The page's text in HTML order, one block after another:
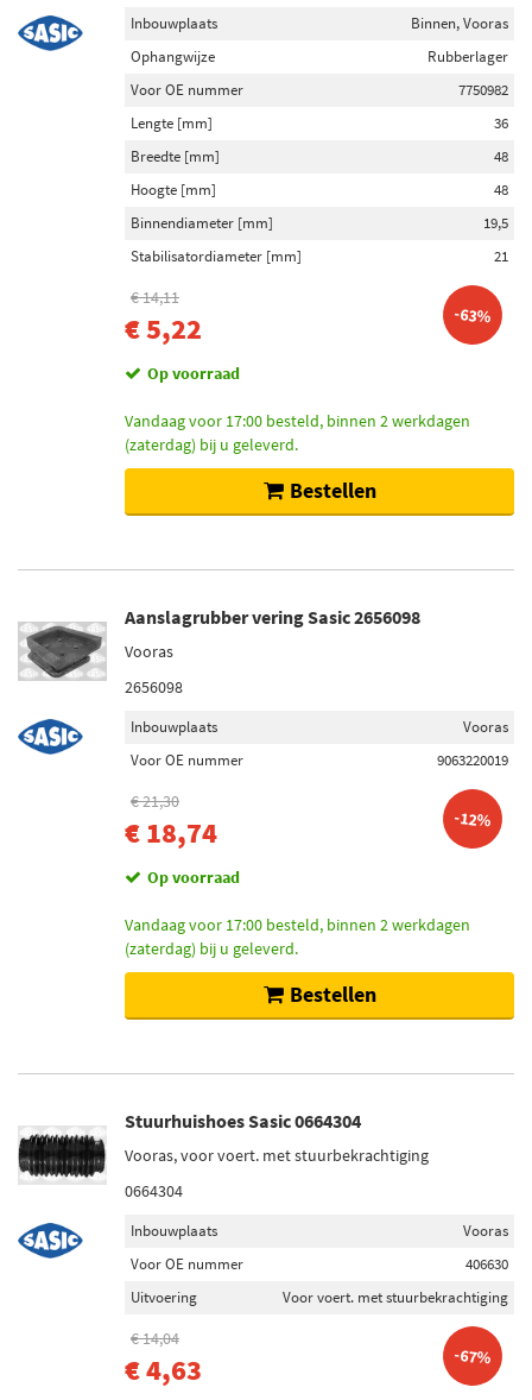
Inbouwplaats
Binnen, Vooras
Ophangwijze
Rubberlager
Voor OE nummer
7750982
Lengte [mm]
36
Breedte [mm]
48
Hoogte [mm]
48
Binnendiameter [mm]
19,5
Stabilisatordiameter [mm]
21
€ 14,11
€ 5,22 -63%
Op voorraad
Vandaag voor 17:00 besteld, binnen 2 werkdagen
(zaterdag) bij u geleverd.
Bestellen
Aanslagrubber vering Sasic 2656098
Vooras
2656098
Inbouwplaats
Vooras
Voor OE nummer
9063220019
€ 21,30
€ 18,74 -12%
Op voorraad
Vandaag voor 17:00 besteld, binnen 2 werkdagen
(zaterdag) bij u geleverd.
Bestellen
Stuurhuishoes Sasic 0664304
Vooras, voor voert. met stuurbekrachtiging
0664304
Inbouwplaats
Vooras
Voor OE nummer
406630
Uitvoering
Voor voert. met stuurbekrachtiging
€ 14,04
€ 4,63 -67%